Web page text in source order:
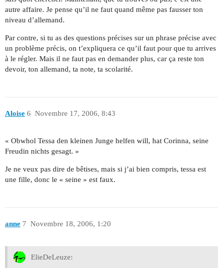
autre affaire. Je pense qu’il ne faut quand même pas fausser ton
niveau d’allemand.
Par contre, si tu as des questions précises sur un phrase précise avec
un problème précis, on t’expliquera ce qu’il faut pour que tu arrives
à le régler. Mais il ne faut pas en demander plus, car ça reste ton
devoir, ton allemand, ta note, ta scolarité.
Aloise Novembre 17, 2006, 8:43
6
« Obwhol Tessa den kleinen Junge helfen will, hat Corinna, seine
Freudin nichts gesagt. »
Je ne veux pas dire de bêtises, mais si j’ai bien compris, tessa est
une fille, donc le « seine » est faux.
anne Novembre 18, 2006, 1:20
7
ElieDeLeuze: